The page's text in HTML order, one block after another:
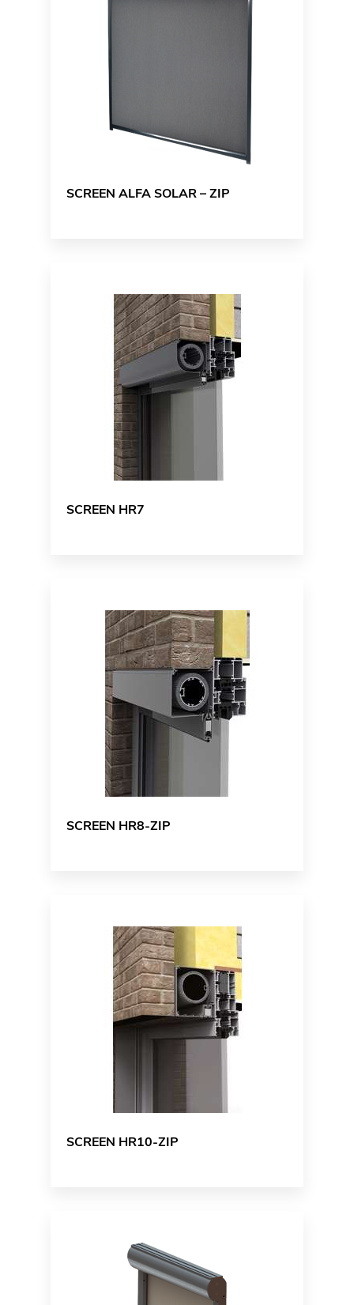
SCREEN ALFA SOLAR – ZIP
SCREEN HR7
SCREEN HR8-ZIP
SCREEN HR10-ZIP